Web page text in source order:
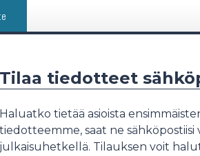
Tilaa tiedotteet
Haluatko tietää asioista
tiedotteemme, saat ne sähköpostiisi
julkaisuhetkellä. Tilauksen voit